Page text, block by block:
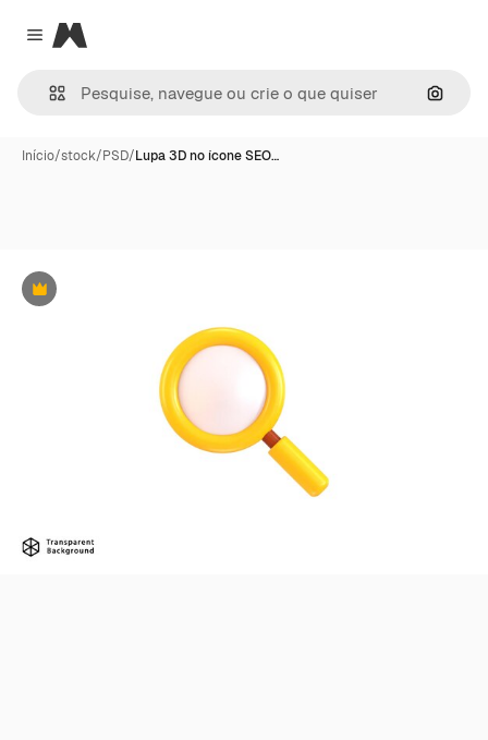
Close menu
Magnific
Início/stock/PSD/Lupa 3D no ícone SEO…
Premium